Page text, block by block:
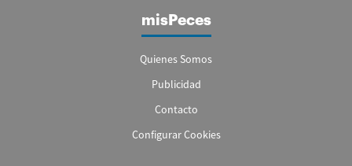
misPeces
Quienes Somos
Publicidad
Contacto
Configurar Cookies